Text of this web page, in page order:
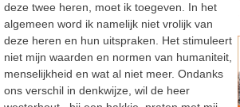
deze twee heren, moet ik toegeven. In het
algemeen word ik namelijk niet vrolijk van
deze heren en hun uitspraken. Het stimuleert
niet mijn waarden en normen van humaniteit,
menselijkheid en wat al niet meer. Ondanks
ons verschil in denkwijze, wil de heer